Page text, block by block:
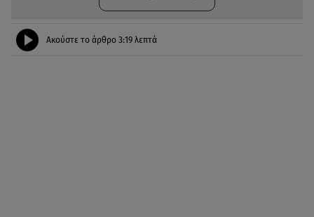
Ακούστε το άρθρο 3:19 λεπτά